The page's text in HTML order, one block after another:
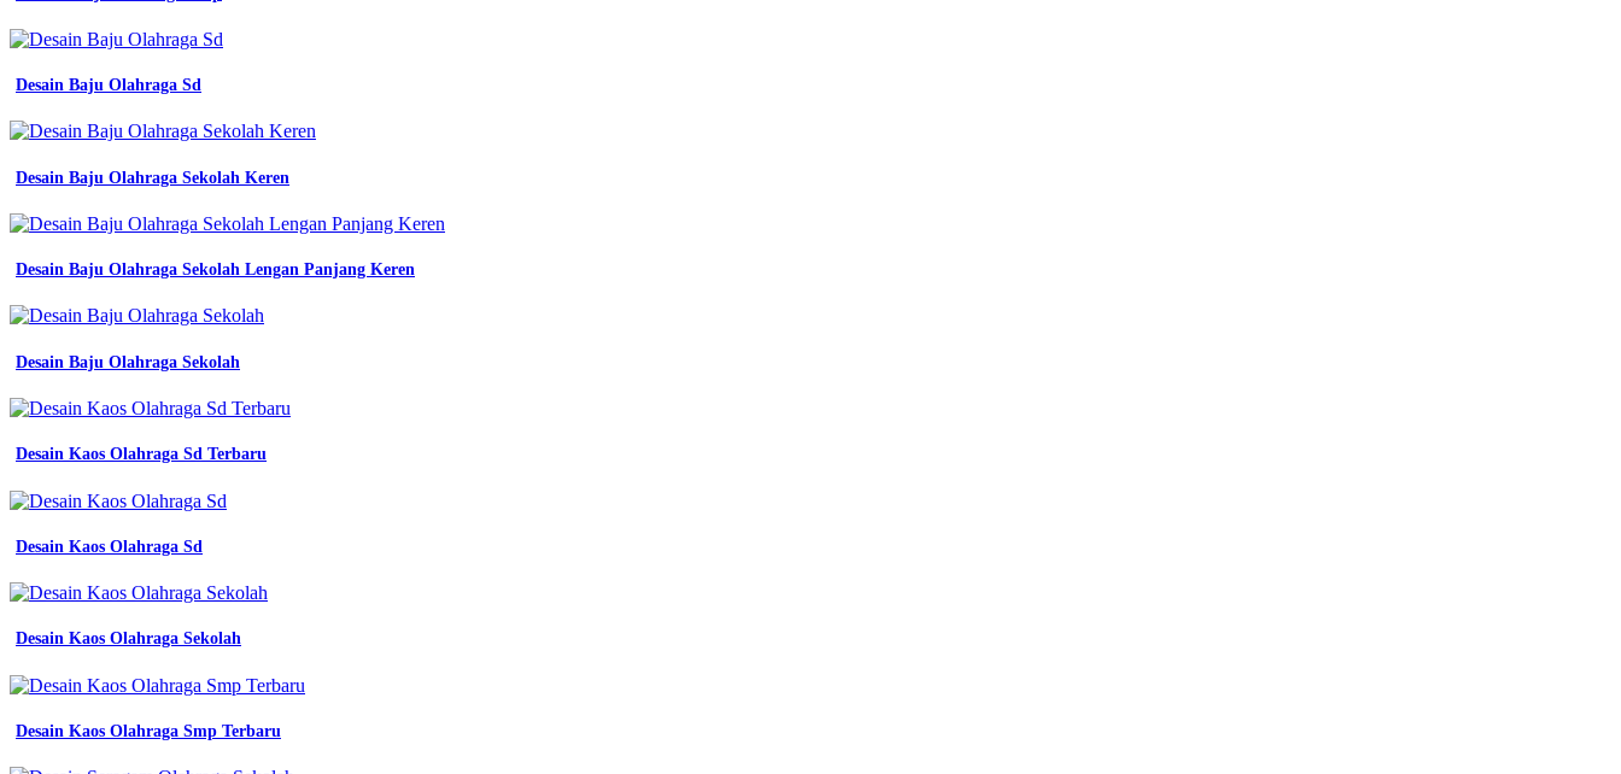
Desain Baju Olahraga Sd
Desain Baju Olahraga Sekolah Keren
Desain Baju Olahraga Sekolah Lengan Panjang Keren
Desain Baju Olahraga Sekolah
Desain Kaos Olahraga Sd Terbaru
Desain Kaos Olahraga Sd
Desain Kaos Olahraga Sekolah
Desain Kaos Olahraga Smp Terbaru